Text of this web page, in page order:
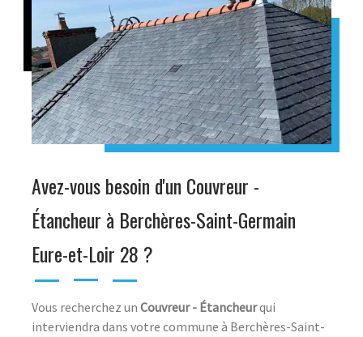
Avez-vous besoin d'un Couvreur -
Étancheur à Berchères-Saint-Germain
Eure-et-Loir 28 ?
Vous recherchez un Couvreur - Étancheurqui
interviendra dans votre commune à Berchères-Saint-